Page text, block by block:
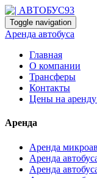
Toggle navigation
Аренда автобуса
Главная
О компании
Трансферы
Контакты
Цены на аренду
Аренда
Аренда
Аренда
Аренда